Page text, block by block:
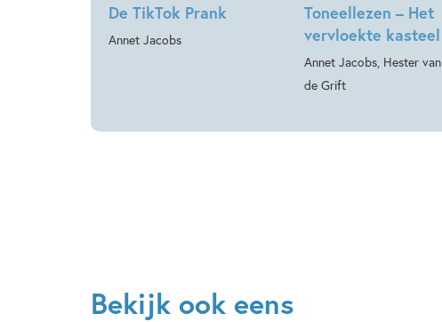
De TikTok Prank
Annet Jacobs
Toneellezen – Het
vervloekte kasteel
Annet Jacobs, Hester van
de Grift
Bekijk ook eens